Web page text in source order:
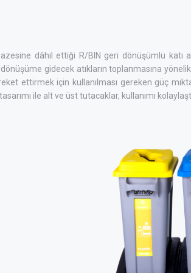
dâhil ettiği R/BIN geri dönüşümlü katı
dönüşüme gidecek atıkların toplanmasına
ettirmek için kullanılması gereken güç
ile alt ve üst tutacaklar, kullanımı